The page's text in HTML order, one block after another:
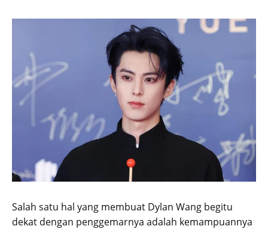
Salah satu hal yang membuat Dylan Wang begitu
dekat dengan penggemarnya adalah kemampuannya